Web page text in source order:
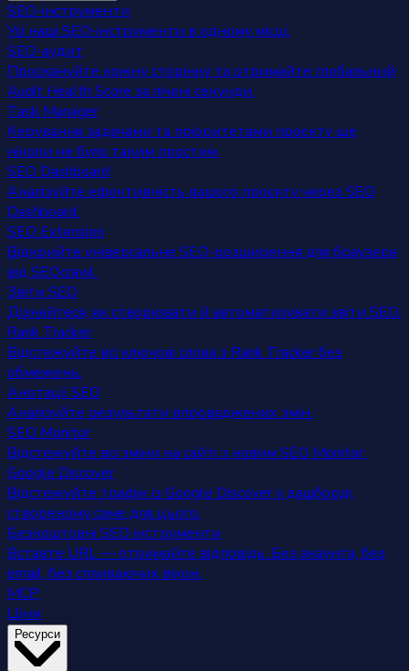
SEO-інструменти
Усі наші SEO-інструменти в одному місці.
SEO-аудит
Проскануйте кожну сторінку та отримайте глобальний
Audit Health Score за лічені секунди.
Task Manager
Керування задачами та пріоритетами проєкту ще
ніколи не було таким простим.
SEO Dashboard
Аналізуйте ефективність вашого проєкту через SEO
Dashboard.
SEO Extension
Відкрийте універсальне SEO-розширення для браузера
від SEOcrawl.
Звіти SEO
Дізнайтеся, як створювати й автоматизувати звіти SEO.
Rank Tracker
Відстежуйте всі ключові слова з Rank Tracker без
обмежень.
Анотації SEO
Аналізуйте результати впроваджених змін.
SEO Monitor
Відстежуйте всі зміни на сайті з новим SEO Monitor.
Google Discover
Відстежуйте трафік із Google Discover у дашборді,
створеному саме для цього.
Безкоштовні SEO інструменти
Вставте URL — отримайте відповідь. Без акаунта, без
email, без спливаючих вікон.
MCP
Ціни
Ресурси